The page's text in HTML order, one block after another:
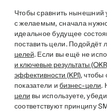
Чтобы сравнить нынешний
с желаемым, сначала
идеальное будущее
поставить цели. Подойдёт
целей. Если вы ещё не
и ключевые результаты
эффективности (KPI), чтобы
показатели ибизнес-цели.
цели вы используете,
соответствуют принципу